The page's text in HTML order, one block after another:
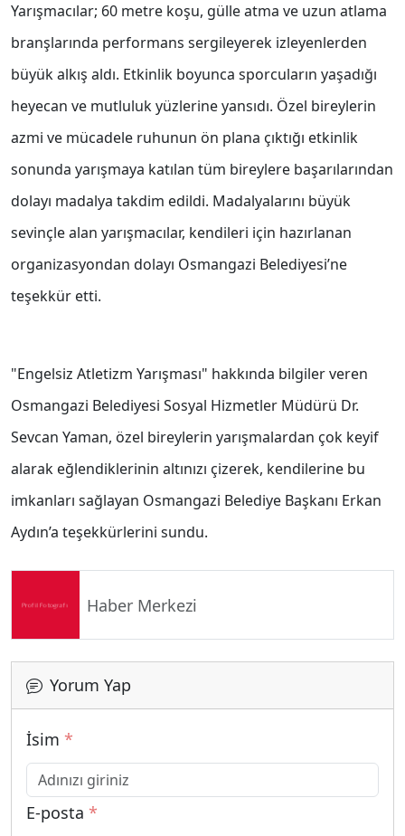
Yarışmacılar; 60 metre koşu, gülle atma ve uzun atlama
branşlarında performans sergileyerek izleyenlerden
büyük alkış aldı. Etkinlik boyunca sporcuların yaşadığı
heyecan ve mutluluk yüzlerine yansıdı. Özel bireylerin
azmi ve mücadele ruhunun ön plana çıktığı etkinlik
sonunda yarışmaya katılan tüm bireylere başarılarından
dolayı madalya takdim edildi. Madalyalarını büyük
sevinçle alan yarışmacılar, kendileri için hazırlanan
organizasyondan dolayı Osmangazi Belediyesi’ne
teşekkür etti.
"Engelsiz Atletizm Yarışması" hakkında bilgiler veren
Osmangazi Belediyesi Sosyal Hizmetler Müdürü Dr.
Sevcan Yaman, özel bireylerin yarışmalardan çok keyif
alarak eğlendiklerinin altınızı çizerek, kendilerine bu
imkanları sağlayan Osmangazi Belediye Başkanı Erkan
Aydın’a teşekkürlerini sundu.
Haber Merkezi
Yorum Yap
İsim *
E-posta *